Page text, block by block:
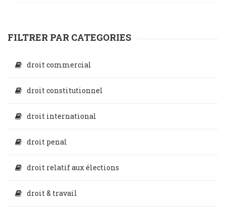
FILTRER PAR CATEGORIES
droit commercial
droit constitutionnel
droit international
droit penal
droit relatif aux élections
droit & travail